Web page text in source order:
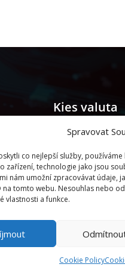
Spravovat
co nejlepší služby,
zařízení, technologie jako jsou
nám umožní zpracovávat údaje,
na tomto webu. Nesouhlas nebo
vlastnosti a funkce.
Cookie Policy
Kies valuta
Bitcoin kopen